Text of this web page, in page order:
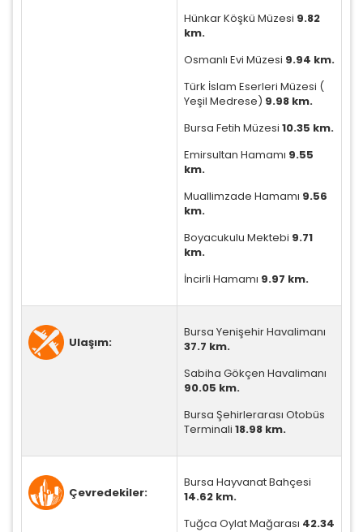
Çerez tercihlerinizibelirleyin.
KVKK bilgilendirmemizi,çerez
inceleyebilirsiniz.
Oturum yönetimi, güvenlik ve temel site işlevleri için
gereklidir. Bu çerezler olmadan site düzgün çalışmaz
ve devre dışı bırakılamaz.
Hünkar Köşkü Müzesi 9.82
km.
Osmanlı Evi Müzesi 9.94 km.
Türk İslam Eserleri Müzesi (
Yeşil Medrese) 9.98 km.
Bursa Fetih Müzesi 10.35 km.
Emirsultan Hamamı 9.55
km.
Muallimzade Hamamı 9.56
km.
Boyacukulu Mektebi 9.71
km.
İncirli Hamamı 9.97 km.
Ulaşım:
Bursa Yenişehir Havalimanı
37.7 km.
Sabiha Gökçen Havalimanı
90.05 km.
Bursa Şehirlerarası Otobüs
Terminali 18.98 km.
Çevredekiler:
Bursa Hayvanat Bahçesi
14.62 km.
Tuğca Oylat Mağarası 42.34